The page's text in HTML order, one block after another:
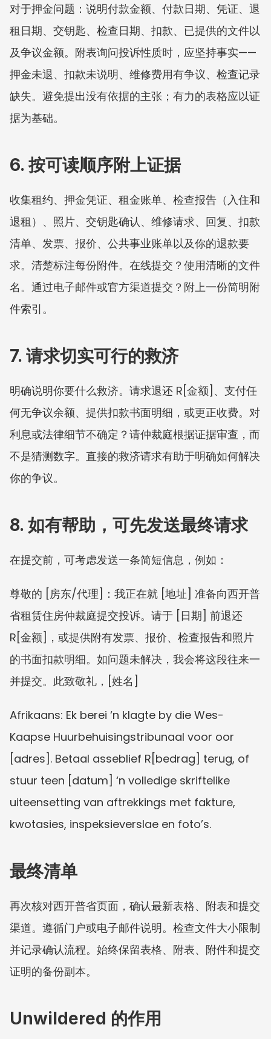
对于押金问题：说明付款金额、付款日期、凭证、退
租日期、交钥匙、检查日期、扣款、已提供的文件以
及争议金额。附表询问投诉性质时，应坚持事实——
押金未退、扣款未说明、维修费用有争议、检查记录
缺失。避免提出没有依据的主张；有力的表格应以证
据为基础。
6. 按可读顺序附上证据
收集租约、押金凭证、租金账单、检查报告（入住和
退租）、照片、交钥匙确认、维修请求、回复、扣款
清单、发票、报价、公共事业账单以及你的退款要
求。清楚标注每份附件。在线提交？使用清晰的文件
名。通过电子邮件或官方渠道提交？附上一份简明附
件索引。
7. 请求切实可行的救济
明确说明你要什么救济。请求退还 R[金额]、支付任
何无争议余额、提供扣款书面明细，或更正收费。对
利息或法律细节不确定？请仲裁庭根据证据审查，而
不是猜测数字。直接的救济请求有助于明确如何解决
你的争议。
8. 如有帮助，可先发送最终请求
在提交前，可考虑发送一条简短信息，例如：
尊敬的 [房东/代理]：我正在就 [地址] 准备向西开普
省租赁住房仲裁庭提交投诉。请于 [日期] 前退还
R[金额]，或提供附有发票、报价、检查报告和照片
的书面扣款明细。如问题未解决，我会将这段往来一
并提交。此致敬礼，[姓名]
Afrikaans: Ek berei ‘n klagte by die Wes-
Kaapse Huurbehuisingstribunaal voor oor
[adres]. Betaal asseblief R[bedrag] terug, of
stuur teen [datum] ‘n volledige skriftelike
uiteensetting van aftrekkings met fakture,
kwotasies, inspeksieverslae en foto’s.
最终清单
再次核对西开普省页面，确认最新表格、附表和提交
渠道。遵循门户或电子邮件说明。检查文件大小限制
并记录确认流程。始终保留表格、附表、附件和提交
证明的备份副本。
Unwildered 的作用